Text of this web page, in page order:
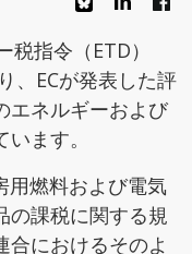
指令（ETD）
、ECが発表した評
エネルギーおよび
ます。
用燃料および電気
の課税に関する規
合におけるそのよ